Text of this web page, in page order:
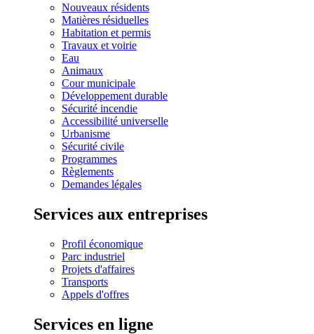
Nouveaux résidents
Matières résiduelles
Habitation et permis
Travaux et voirie
Eau
Animaux
Cour municipale
Développement durable
Sécurité incendie
Accessibilité universelle
Urbanisme
Sécurité civile
Programmes
Règlements
Demandes légales
Services aux entreprises
Profil économique
Parc industriel
Projets d'affaires
Transports
Appels d'offres
Services en ligne